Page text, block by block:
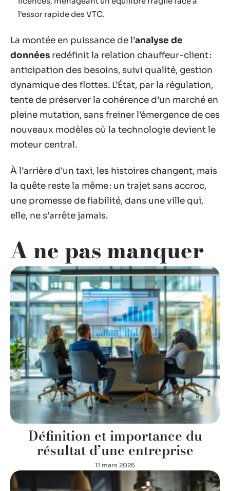
l’essor rapide des VTC.
La montée en puissance de l’analyse de
données redéfinit la relation chauffeur-client :
anticipation des besoins, suivi qualité, gestion
dynamique des flottes. L’État, par la régulation,
tente de préserver la cohérence d’un marché en
pleine mutation, sans freiner l’émergence de ces
nouveaux modèles où la technologie devient le
moteur central.
À l’arrière d’un taxi, les histoires changent, mais
la quête reste la même : un trajet sans accroc,
une promesse de fiabilité, dans une ville qui,
elle, ne s’arrête jamais.
A ne pas manquer
Définition et importance du
résultat d’une entreprise
11 mars 2026